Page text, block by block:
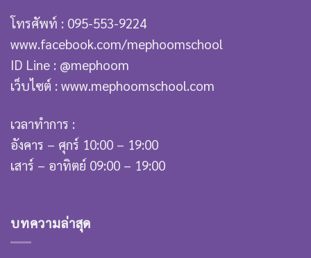
โทรศัพท์ : 095-553-9224
www.facebook.com/mephoomschool
ID Line : @mephoom
เว็บไซต์ : www.mephoomschool.com
เวลาทำการ :
อังคาร – ศุกร์ 10:00 – 19:00
เสาร์ – อาทิตย์ 09:00 – 19:00
บทความล่าสุด